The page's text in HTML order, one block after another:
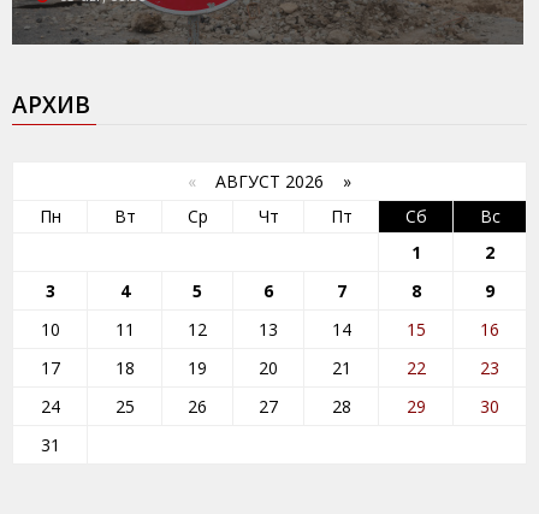
АРХИВ
« АВГУСТ 2026 »
Пн
Вт Ср Чт Пт Сб
Вс
1
2
3
4 5 6 7 8
9
10
11 12 13 14 15
16
17
18 19 20 21 22
23
24
25 26 27 28 29
30
31